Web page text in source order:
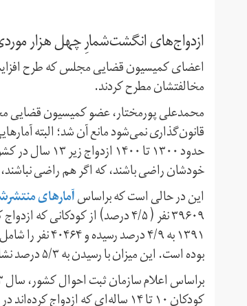
ازدواج‌های انگشت‌شمارِ چهل هزار
اعضای کمیسیون قضایی مجلس که طرح افزایش
مخالفتشان مطرح کردند.
محمدعلی پورمختار، عضو کمیسیون قضایی
قانون‌گذاری نمی‌شود مانع آن شد؛ البته
حدود ۱۳۰۰ تا
خودشان راضی باشند، که اگر هم راضی
این در حالی است که براساسآمارهای
بوده است. این میزان با رسیدن به ۵/۳ درصد نشان داد که قرار نیست از میزان روند ازدواج کودکان کاسته شود.